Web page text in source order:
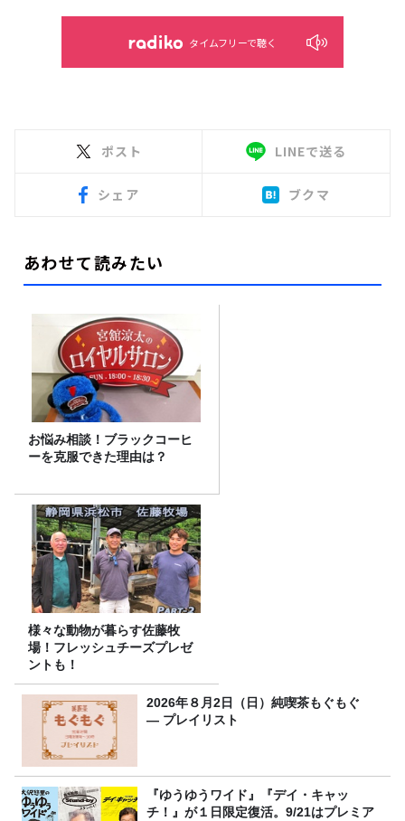
タイムフリーで聴く
ポスト LINEで送る
シェア ブクマ
あわせて読みたい
お悩み相談！ブラックコーヒ
ーを克服できた理由は？
様々な動物が暮らす佐藤牧
場！フレッシュチーズプレゼ
ントも！
2026年８月2日（日）純喫茶もぐもぐ
― プレイリスト
『ゆうゆうワイド』『デイ・キャッ
チ！』が１日限定復活。9/21はプレミア